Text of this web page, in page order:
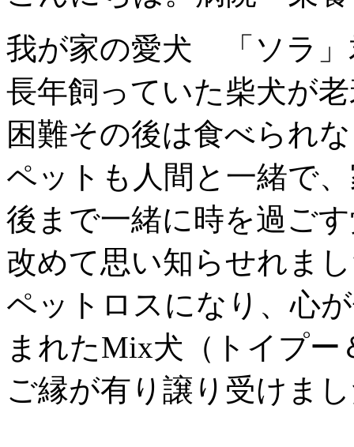
我が家の愛犬 「ソラ」
長年飼っていた柴犬が
困難その後は食べられ
ペットも人間と一緒で
後まで一緒に時を過ご
改めて思い知らせれま
ペットロスになり、心
まれたMix犬（トイプー
ご縁が有り譲り受けま